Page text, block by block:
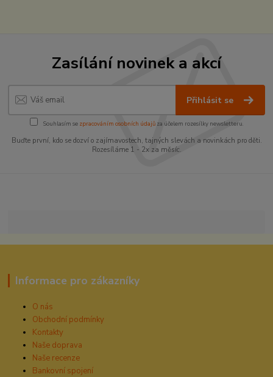
Zasílání novinek a akcí
Přihlásit se
Souhlasím se zpracováním osobních údajůza účelem rozesílky newsletteru.
Buďte první, kdo se dozví o zajímavostech, tajných slevách a novinkách pro děti.
Rozesíláme 1 - 2x za měsíc.
Informace pro zákazníky
O nás
Obchodní podmínky
Kontakty
Naše doprava
Naše recenze
Bankovní spojení